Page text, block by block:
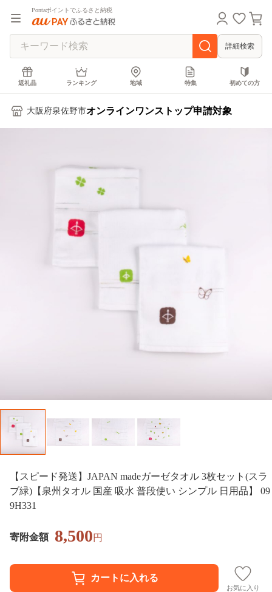
Pontaポイントでふるさと納税
詳細検索
返礼品 ランキング 地域 特集 初めての方
大阪府泉佐野市オンラインワンストップ申請対象
【スピード発送】JAPAN madeガーゼタオル 3枚セット(スラ
ブ緑)【泉州タオル 国産 吸水 普段使い シンプル 日用品】 09
9H331
寄附金額 8,500円
お気に入り